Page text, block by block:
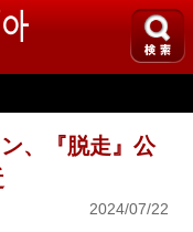
、『脱走』公
2024/07/22